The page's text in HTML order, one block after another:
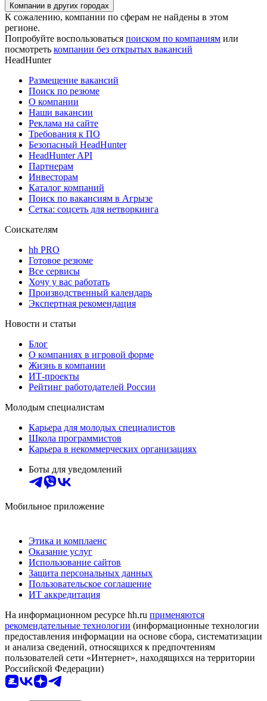
Компании в других городах
К сожалению, компании по сферам не найдены в этом
регионе.
Попробуйте воспользоваться поиском по компаниям или
посмотреть компании без открытых вакансий
HeadHunter
Размещение вакансий
Поиск по резюме
О компании
Наши вакансии
Реклама на сайте
Требования к ПО
Безопасный HeadHunter
HeadHunter API
Партнерам
Инвесторам
Каталог компаний
Поиск по вакансиям в Агрызе
Сетка: соцсеть для нетворкинга
Соискателям
hh PRO
Готовое резюме
Все сервисы
Хочу у вас работать
Производственный календарь
Экспертная рекомендация
Новости и статьи
Блог
О компаниях в игровой форме
Жизнь в компании
ИТ-проекты
Рейтинг работодателей России
Молодым специалистам
Карьера для молодых специалистов
Школа программистов
Карьера в некоммерческих организациях
Боты для уведомлений
Мобильное приложение
Этика и комплаенс
Оказание услуг
Использование сайтов
Защита персональных данных
Пользовательское соглашение
ИТ аккредитация
На информационном ресурсе hh.ru применяются
рекомендательные технологии (информационные технологии
предоставления информации на основе сбора, систематизации
и анализа сведений, относящихся к предпочтениям
пользователей сети «Интернет», находящихся на территории
Российской Федерации)